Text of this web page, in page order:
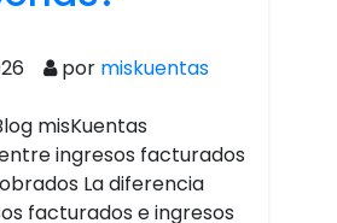
por miskuentas
misKuentas
ingresos facturados
La diferencia
facturados e ingresos